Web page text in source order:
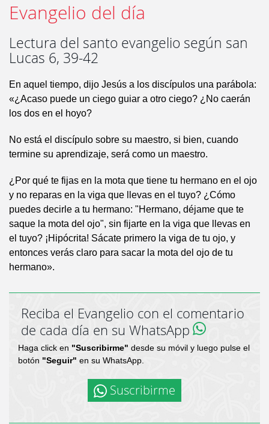
Evangelio del día
Lectura del santo evangelio según san
Lucas 6, 39-42
En aquel tiempo, dijo Jesús a los discípulos una parábola:
«¿Acaso puede un ciego guiar a otro ciego? ¿No caerán
los dos en el hoyo?
No está el discípulo sobre su maestro, si bien, cuando
termine su aprendizaje, será como un maestro.
¿Por qué te fijas en la mota que tiene tu hermano en el ojo
y no reparas en la viga que llevas en el tuyo? ¿Cómo
puedes decirle a tu hermano: "Hermano, déjame que te
saque la mota del ojo", sin fijarte en la viga que llevas en
el tuyo? ¡Hipócrita! Sácate primero la viga de tu ojo, y
entonces verás claro para sacar la mota del ojo de tu
hermano».
Reciba el Evangelio con el comentario
de cada día en su WhatsApp
Haga click en "Suscribirme" desde su móvil y luego pulse el
botón "Seguir" en su WhatsApp.
Suscribirme